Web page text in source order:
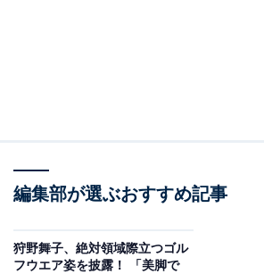
編集部が選ぶおすすめ記事
狩野舞子、絶対領域際立つゴル
フウエア姿を披露！ 「美脚で